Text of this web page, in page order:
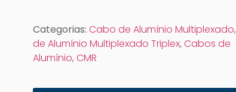
Categorias: Cabo de Alumínio Multiplexado,
de Alumínio Multiplexado Triplex, Cabos de
Alumínio, CMR